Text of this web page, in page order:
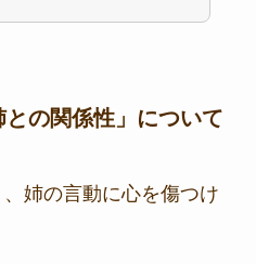
の関係性」について
姉の言動に心を傷つけ